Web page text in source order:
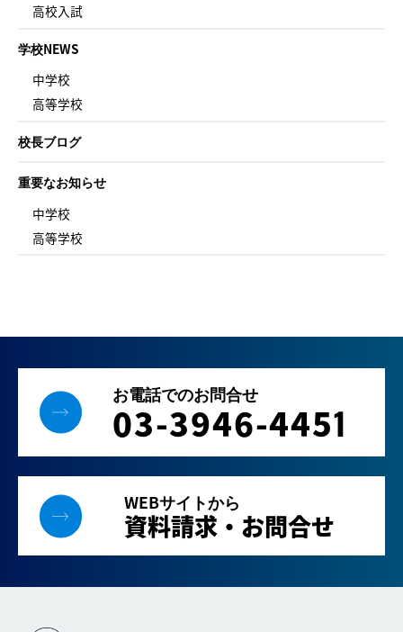
高校入試
学校NEWS
中学校
高等学校
校長ブログ
重要なお知らせ
中学校
高等学校
お電話でのお問合せ
03-3946-4451
WEBサイトから
資料請求・お問合せ